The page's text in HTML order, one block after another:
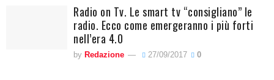
Radio on Tv. Le smart tv “consigliano” le
radio. Ecco come emergeranno i più forti
nell’era 4.0
by Redazione 27/09/2017 0